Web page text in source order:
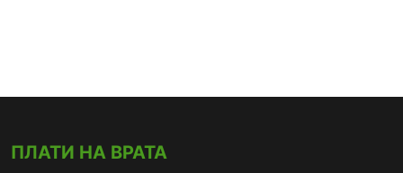
ПЛАТИ НА ВРАТА